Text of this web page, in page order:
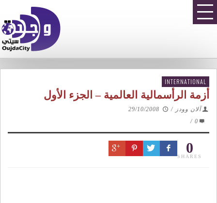
INTERNATIONAL
أزمة الرأسمالية العالمية – الجزء الأول
آلان وودز /
29/10/2008
0
/
0
SHARES